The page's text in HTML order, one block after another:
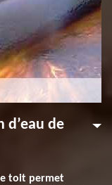
de
toit permet